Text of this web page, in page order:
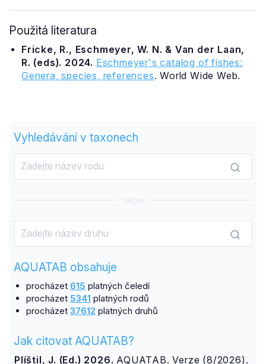
Použitá literatura
Fricke, R., Eschmeyer, W. N. & Van der Laan,
R. (eds). 2024. Eschmeyer's catalog of fishes:
Genera, species, references. World Wide Web.
Vyhledávání v taxonech
nebo
AQUATAB obsahuje
procházet 615 platných čeledí
procházet 5341 platných rodů
procházet 37612 platných druhů
Jak citovat AQUATAB?
Plíštil, J. (Ed.) 2026. AQUATAB. Verze (8/2026).